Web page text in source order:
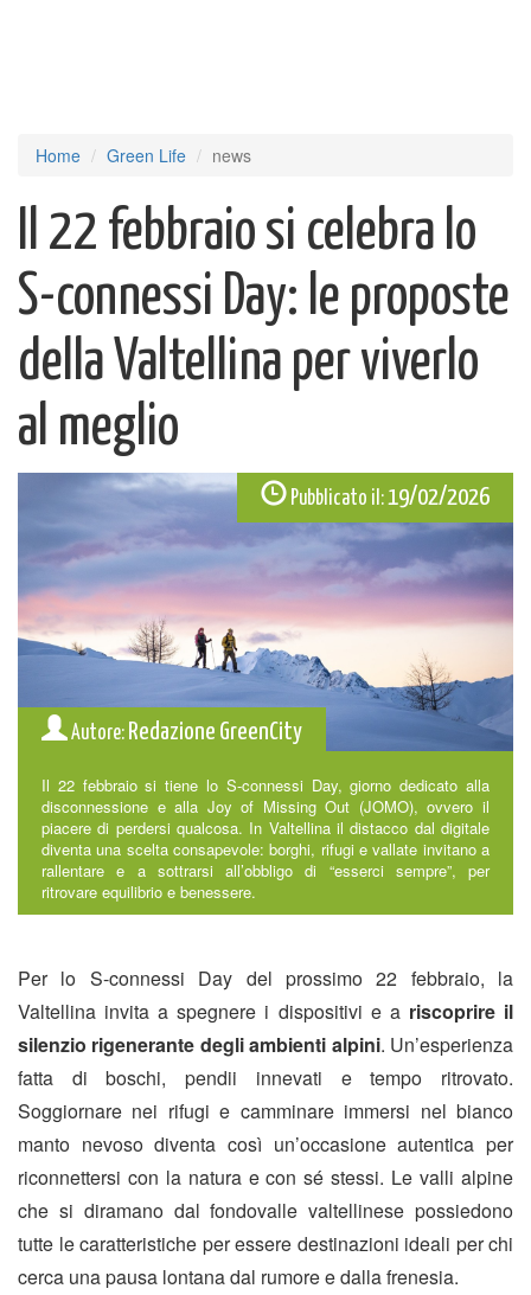
Home Green Life news
Il 22 febbraio si celebra lo
S-connessi Day: le proposte
della Valtellina per viverlo
al meglio
Pubblicato il:19/02/2026
Autore: Redazione GreenCity
Il 22 febbraio si tiene lo S-connessi Day, giorno dedicato alla
disconnessione e alla Joy of Missing Out (JOMO), ovvero il
piacere di perdersi qualcosa. In Valtellina il distacco dal digitale
diventa una scelta consapevole: borghi, rifugi e vallate invitano a
rallentare e a sottrarsi all’obbligo di “esserci sempre”, per
ritrovare equilibrio e benessere.
Per lo S-connessi Day del prossimo 22 febbraio, la
Valtellina invita a spegnere i dispositivi e a riscoprire il
silenzio rigenerante degli ambienti alpini. Un’esperienza
fatta di boschi, pendii innevati e tempo ritrovato.
Soggiornare nei rifugi e camminare immersi nel bianco
manto nevoso diventa così un’occasione autentica per
riconnettersi con la natura e con sé stessi. Le valli alpine
che si diramano dal fondovalle valtellinese possiedono
tutte le caratteristiche per essere destinazioni ideali per chi
cerca una pausa lontana dal rumore e dalla frenesia.